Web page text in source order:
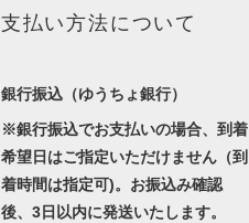
支払い方法について
銀行振込（ゆうちょ銀行）
※銀行振込でお支払いの場合、到着
希望日はご指定いただけません（到
着時間は指定可)。お振込み確認
後、3日以内に発送いたします。